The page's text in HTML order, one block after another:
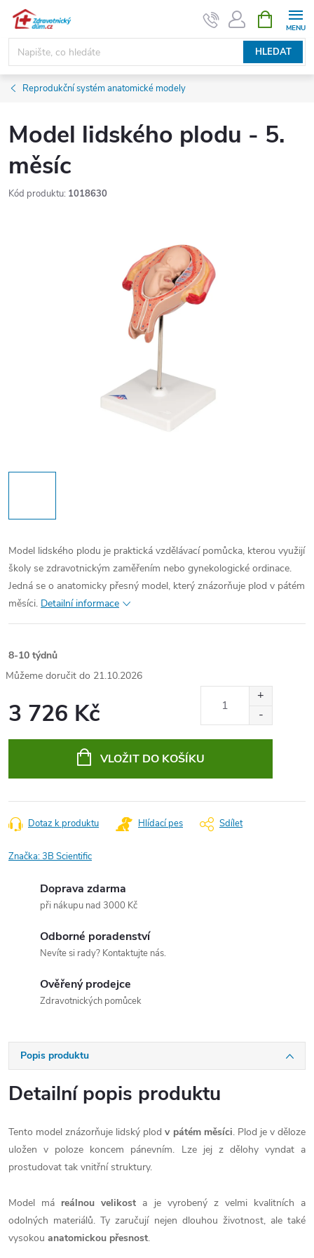
Přejít
obsah
HLEDAT
NÁKUPNÍ
KOŠÍK
Reprodukční systém anatomické modely
Model lidského plodu - 5.
měsíc
Kód produktu: 1018630
Model lidského plodu je praktická vzdělávací pomůcka, kterou využijí
školy se zdravotnickým zaměřením nebo gynekologické ordinace.
Jedná se o anatomicky přesný model, který znázorňuje plod v pátém
měsíci. Detailní informace
8-10 týdnů
21.10.2026
3 726 Kč
VLOŽIT DO KOŠÍKU
Dotaz k produktu Hlídací pes Sdílet
Značka:3B Scientific
Doprava zdarma
při nákupu nad 3000 Kč
Odborné poradenství
Nevíte si rady? Kontaktujte nás.
Ověřený prodejce
Zdravotnických pomůcek
Popis produktu
Detailní popis produktu
Tento model znázorňuje lidský plodv pátém měsíci. Plod je v děloze
uložen v poloze koncem pánevním. Lze jej z dělohy vyndat a
prostudovat tak vnitřní struktury.
Model má reálnou velikost a je vyrobený z velmi kvalitních a
odolných materiálů. Ty zaručují nejen dlouhou životnost, ale také
vysokou anatomickou přesnost.